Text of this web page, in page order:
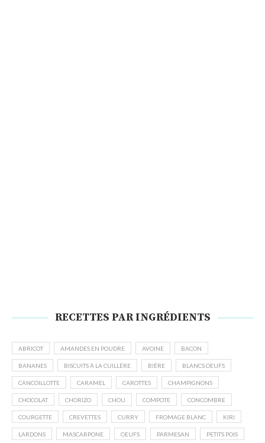
RECETTES PAR INGRÉDIENTS
ABRICOT AMANDES EN POUDRE AVOINE BACON
BANANES BISCUITS À LA CUILLÈRE BIÈRE BLANCS OEUFS
CANCOILLOTTE CARAMEL CAROTTES CHAMPIGNONS
CHOCOLAT CHORIZO CHOU COMPOTE CONCOMBRE
COURGETTE CREVETTES CURRY FROMAGE BLANC KIRI
LARDONS MASCARPONE OEUFS PARMESAN PETITS POIS